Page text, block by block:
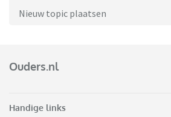
Nieuw topic plaatsen
Ouders.nl
Handige links